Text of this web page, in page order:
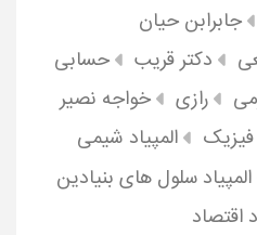
جابرابن حیان
دکتر قریب
حسابی
رازی
خواجه نصیر
فیزیک
المپیاد شیمی
المپیاد سلول های بنیادین
اقتصاد